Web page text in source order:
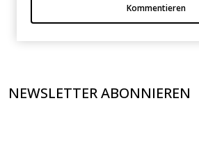
Kommentieren
NEWSLETTER ABONNIEREN